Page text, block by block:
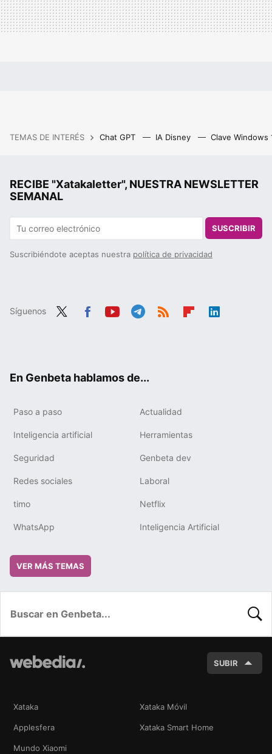
TEMAS DE INTERÉS Chat GPT IA Disney Clave Windows
RECIBE "Xatakaletter", NUESTRA NEWSLETTER
SEMANAL
SUSCRIBIR
Suscribiéndote aceptas nuestra política de privacidad
Síguenos
En Genbeta hablamos de...
Paso a paso Actualidad
Inteligencia artificial Herramientas
Seguridad Genbeta dev
Redes sociales Laboral
timo Netflix
WhatsApp Inteligencia Artificial
VER MÁS TEMAS
SUBIR
Xataka Xataka Móvil
Applesfera Xataka Smart Home
Mundo Xiaomi